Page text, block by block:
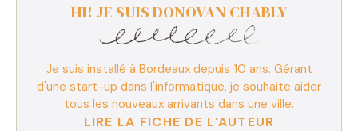
HI! JE SUIS DONOVAN CHABLY
Je suis installé à Bordeaux depuis 10 ans. Gérant
d'une start-up dans l'informatique, je souhaite aider
tous les nouveaux arrivants dans une ville.
LIRE LA FICHE DE L'AUTEUR